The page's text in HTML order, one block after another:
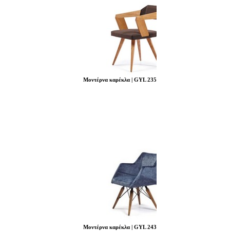
Μοντέρνα καρέκλα | GYL 235
Μοντέρνα καρέκλα | GYL 243